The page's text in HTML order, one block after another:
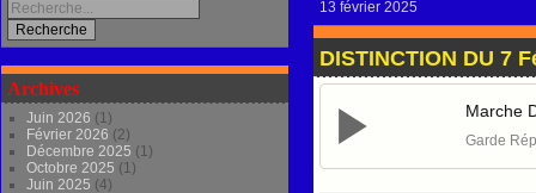
Archives
Juin 2026 (1)
Février 2026 (2)
Décembre 2025 (1)
Octobre 2025 (1)
Juin 2025 (4)
13 février 2025
DISTINCTION DU 7
Marche
Garde